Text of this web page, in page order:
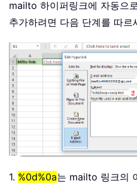
mailto 하이퍼링크에 자동으
추가하려면 다음 단계를 따르
1. %0d%0a는 mailto 링크의